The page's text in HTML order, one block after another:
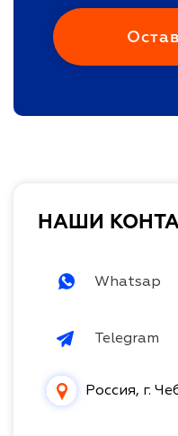
НАШИ
Whatsap
Telegram
Россия, г.